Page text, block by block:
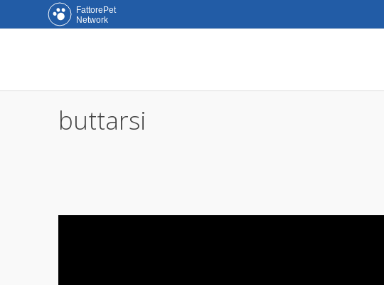
buttarsi
FattorePet
Network